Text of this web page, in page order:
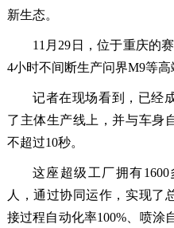
新生态。
11月29日，位于重庆的
4小时不间断生产问界M9等高
记者在现场看到，已经
了主体生产线上，并与车身
不超过10秒。
这座超级工厂拥有
人，通过协同运作，实现了
接过程自动化率100%、喷涂